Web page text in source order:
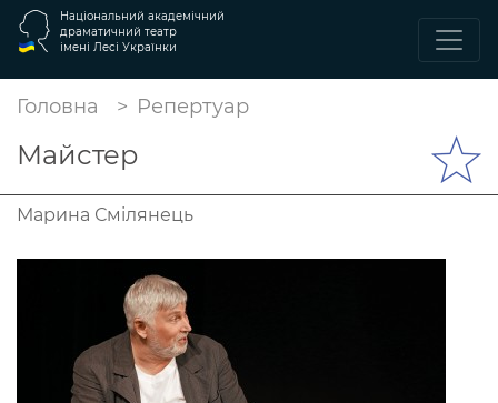
Національний академічний
драматичний театр
імені Лесі Українки
Головна Репертуар
Майстер
Марина Смілянець